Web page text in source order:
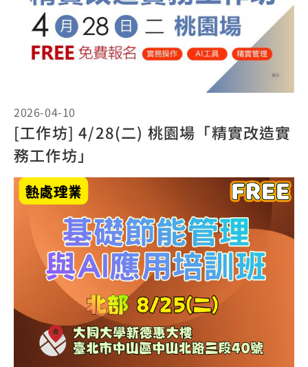
2026-04-10
[工作坊] 4/28(二) 桃園場「精實改造實
務工作坊」